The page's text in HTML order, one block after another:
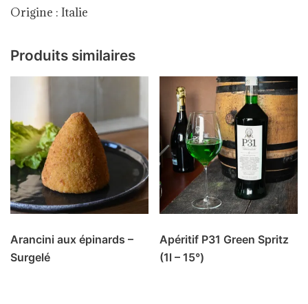
Origine : Italie
Produits similaires
Arancini aux épinards –
Surgelé
Apéritif P31 Green Spritz
(1l – 15°)